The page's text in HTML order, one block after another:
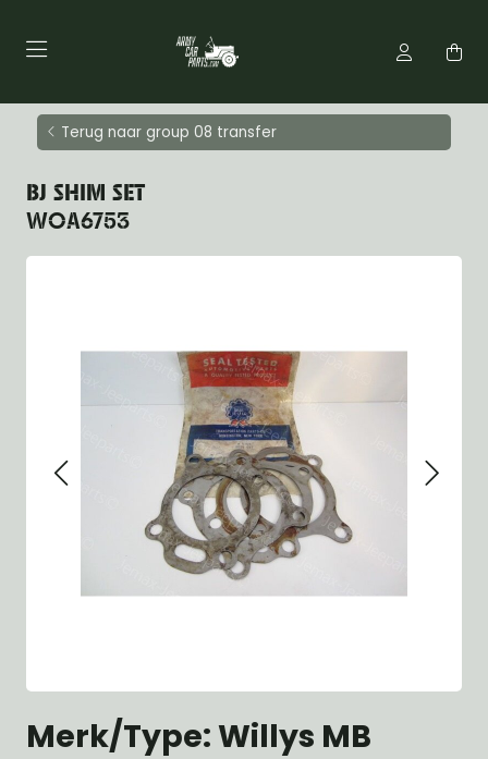
Terug naar group 08 transfer
BJ SHIM SET
WOA6753
Merk/Type: Willys MB